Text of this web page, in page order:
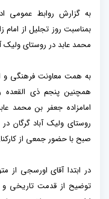
به گزارش روابط عمومی
بمناسبت روز تجلیل از امام
محمد عابد در روستای ولیک
به همت معاونت فرهنگی و
همچنین پنجم ذی القعده
امامزاده جعفر بن محمد
صبح با حضور جمعی از
در ابتدا آقای اورسجی از
توضیح از قدمت تاریخی